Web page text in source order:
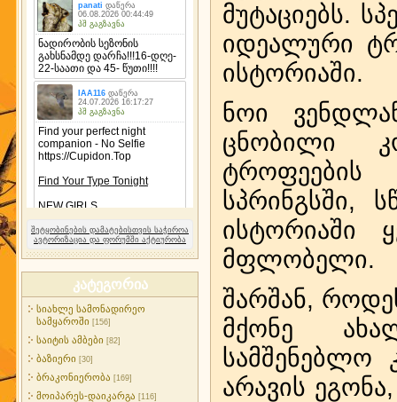
შეტყობინების დამატებისთვის საჭიროა
ავტორიზაცია და ფორუმში აქტიურობა
კატეგორია
სიახლე სამონადირეო
სამყაროში [156]
საიტის ამბები [82]
ბაზიერი [30]
ბრაკონიერობა [169]
მოიპარეს-დაიკარგა [116]
მუტაციებს.
იდეალური
ისტორიაში.
ნოი
ცნობილი
სპრინგსში,
ისტორიაში
მფლობელი.
შარშან,
მქონე
სამშენებლო
არავის